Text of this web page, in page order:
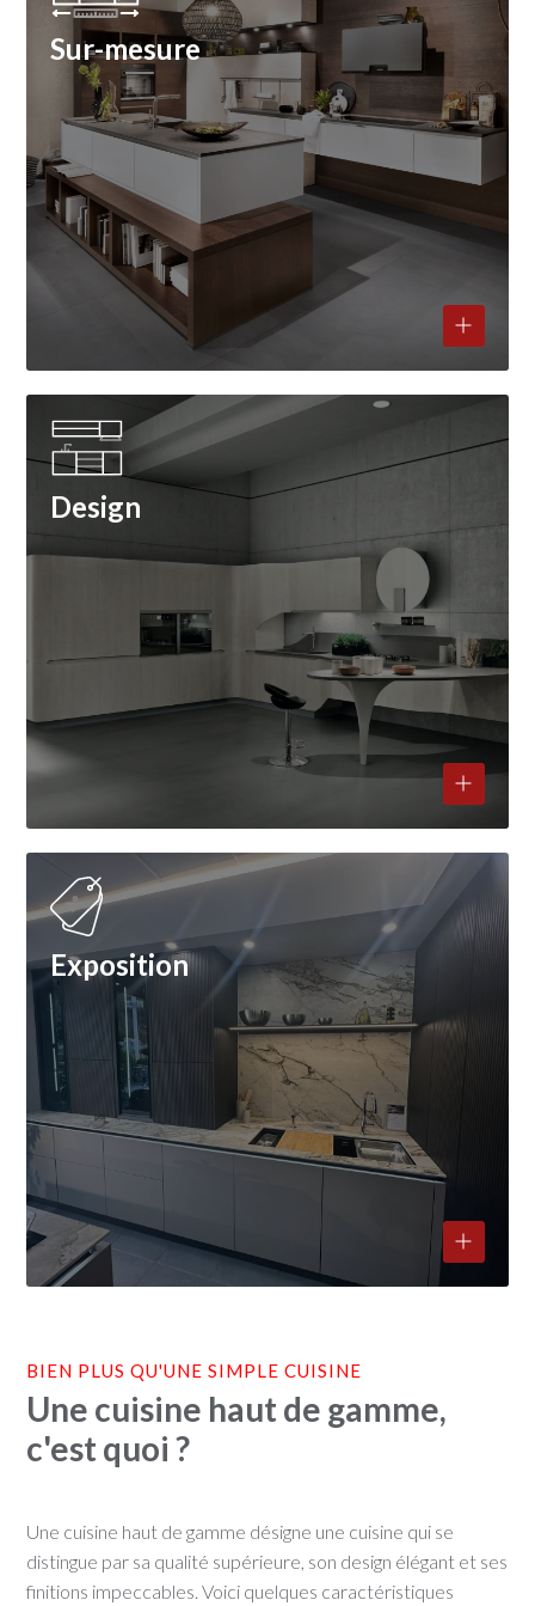
Sur-mesure
Design
Exposition
BIEN PLUS QU'UNE SIMPLE CUISINE
Une cuisine haut de gamme,
c'est quoi ?
Une cuisine haut de gamme désigne une cuisine qui se
distingue par sa qualité supérieure, son design élégant et ses
finitions impeccables. Voici quelques caractéristiques